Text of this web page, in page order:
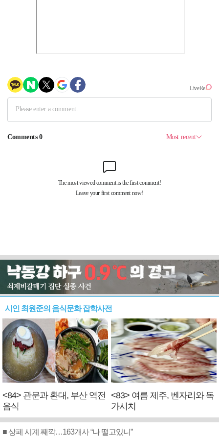
시인 최원준의 음식문화 잡학사전
<84> 관문과 환대, 부산 역전
음식
<83> 여름 제주, 벤자리와 독
가시치
■ 상폐 시계 째깍…163개사 “나 떨고있니”